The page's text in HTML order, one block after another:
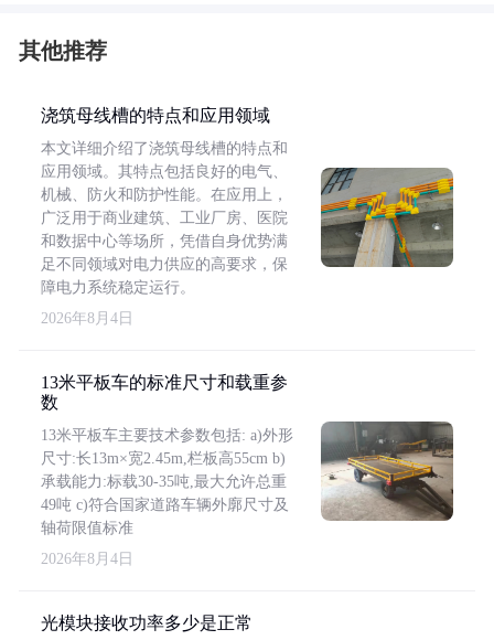
其他推荐
浇筑母线槽的特点和应用领域
本文详细介绍了浇筑母线槽的特点和
应用领域。其特点包括良好的电气、
机械、防火和防护性能。在应用上，
广泛用于商业建筑、工业厂房、医院
和数据中心等场所，凭借自身优势满
足不同领域对电力供应的高要求，保
障电力系统稳定运行。
2026年8月4日
13米平板车的标准尺寸和载重参
数
13米平板车主要技术参数包括: a)外形
尺寸:长13m×宽2.45m,栏板高55cm b)
承载能力:标载30-35吨,最大允许总重
49吨 c)符合国家道路车辆外廓尺寸及
轴荷限值标准
2026年8月4日
光模块接收功率多少是正常